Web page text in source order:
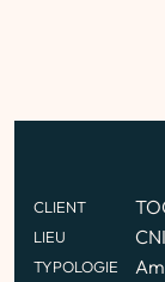
CLIENT
LIEU
TYPOLOGIE